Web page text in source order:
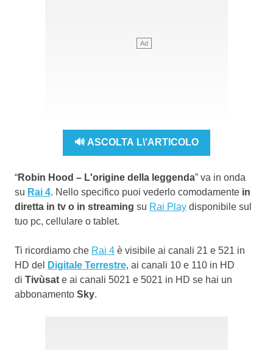
🔊 ASCOLTA L\'ARTICOLO
“Robin Hood – L'origine della leggenda” va in onda
su Rai 4. Nello specifico puoi vederlo comodamente in
diretta in tv o in streaming su Rai Play disponibile sul
tuo pc, cellulare o tablet.
Ti ricordiamo che Rai 4 è visibile ai canali 21 e 521 in
HD del
Digitale Terrestre, ai canali 10 e 110 in HD
di Tivùsat e ai canali 5021 e 5021 in HD se hai un
abbonamento Sky.